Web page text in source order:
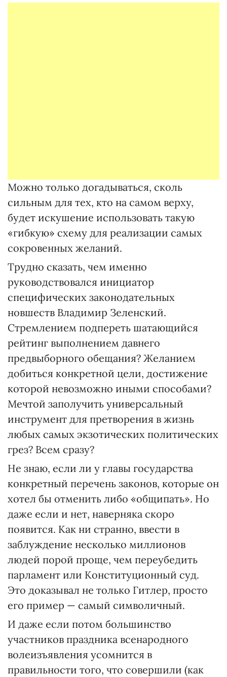
Можно только догадываться, сколь
сильным для тех, кто на самом верху,
будет искушение использовать такую
«гибкую» схему для реализации самых
сокровенных желаний.
Трудно сказать, чем именно
руководствовался инициатор
специфических законодательных
новшеств Владимир Зеленский.
Стремлением подпереть шатающийся
рейтинг выполнением давнего
предвыборного обещания? Желанием
добиться конкретной цели, достижение
которой невозможно иными способами?
Мечтой заполучить универсальный
инструмент для претворения в жизнь
любых самых экзотических политических
грез? Всем сразу?
Не знаю, если ли у главы государства
конкретный перечень законов, которые он
хотел бы отменить либо «общипать». Но
даже если и нет, наверняка скоро
появится. Как ни странно, ввести в
заблуждение несколько миллионов
людей порой проще, чем переубедить
парламент или Конституционный суд.
Это доказывал не только Гитлер, просто
его пример — самый символичный.
И даже если потом большинство
участников праздника всенародного
волеизъявления усомнится в
правильности того, что совершили (как